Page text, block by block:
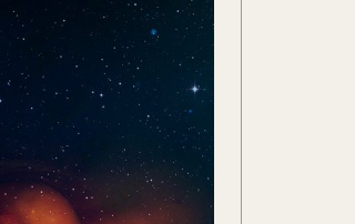
زندگی
نوجوان
کار
پلاس